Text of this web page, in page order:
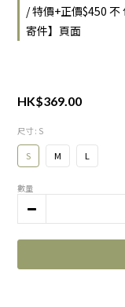
/ 特價+正價$450
寄件】頁面
HK$369.00
尺寸 : S
S M L
數量